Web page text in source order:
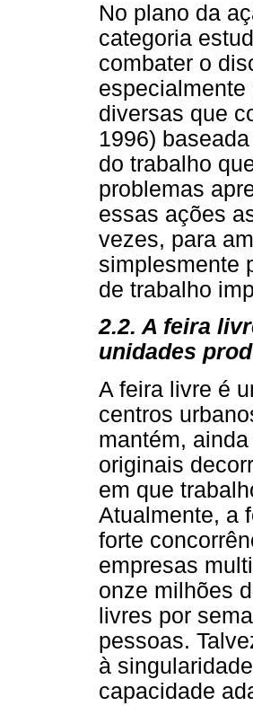
No plano da
categoria
combater o
diversas que
1996)
do trabalho
problemas
essas ações
vezes, para
simplesmente
de trabalho
2.2. A feira
unidades
A feira livre é
centros
mantém,
originais
em que
Atualmente, a
forte
empresas
onze milhões
livres por
pessoas.
à
capacidade